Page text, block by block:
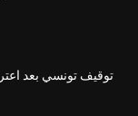
توقيف تونسي بعد